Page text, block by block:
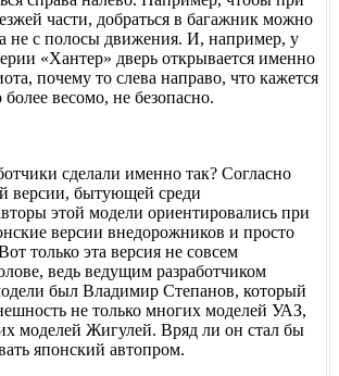
части, добраться в багажник можно
не с полосы движения. И, например, у
«Хантер» дверь открывается именно
почему то слева направо, что кажется
весомо, не безопасно.
сделали именно так? Согласно
версии, бытующей среди
этой модели ориентировались при
версии внедорожников и просто
только эта версия не совсем
ведь ведущим разработчиком
был Владимир Степанов, который
не только многих моделей УАЗ,
моделей Жигулей. Вряд ли он стал бы
японский автопром.